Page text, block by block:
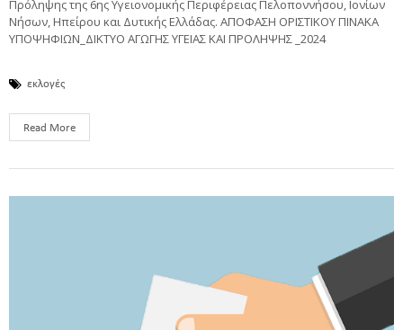
Πρόληψης της 6ης Υγειονομικής Περιφέρειας Πελοποννήσου, Ιονίων
Νήσων, Ηπείρου και Δυτικής Ελλάδας. ΑΠΟΦΑΣΗ ΟΡΙΣΤΙΚΟΥ ΠΙΝΑΚΑ
ΥΠΟΨΗΦΙΩΝ_ΔΙΚΤΥΟ ΑΓΩΓΗΣ ΥΓΕΙΑΣ ΚΑΙ ΠΡΟΛΗΨΗΣ _2024
εκλογές
Read More